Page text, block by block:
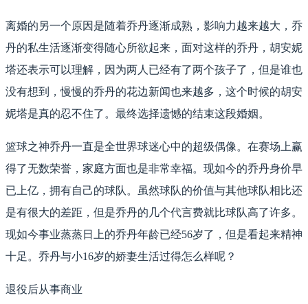
离婚的另一个原因是随着乔丹逐渐成熟，影响力越来越大，乔
丹的私生活逐渐变得随心所欲起来，面对这样的乔丹，胡安妮
塔还表示可以理解，因为两人已经有了两个孩子了，但是谁也
没有想到，慢慢的乔丹的花边新闻也来越多，这个时候的胡安
妮塔是真的忍不住了。最终选择遗憾的结束这段婚姻。
篮球之神乔丹一直是全世界球迷心中的超级偶像。在赛场上赢
得了无数荣誉，家庭方面也是非常幸福。现如今的乔丹身价早
已上亿，拥有自己的球队。虽然球队的价值与其他球队相比还
是有很大的差距，但是乔丹的几个代言费就比球队高了许多。
现如今事业蒸蒸日上的乔丹年龄已经56岁了，但是看起来精神
十足。乔丹与小16岁的娇妻生活过得怎么样呢？
退役后从事商业